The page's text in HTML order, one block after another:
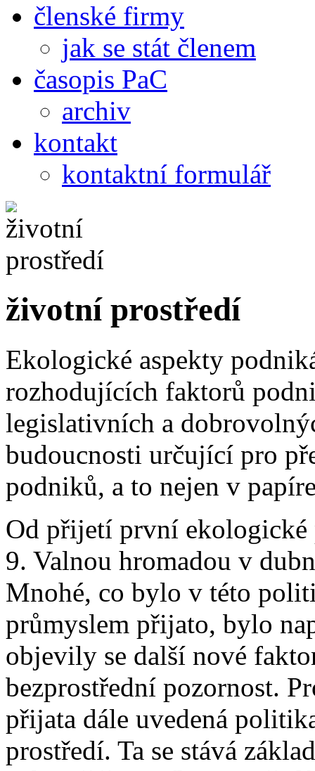
členské firmy
jak se stát členem
časopis PaC
archiv
kontakt
kontaktní formulář
životní prostředí
Ekologické aspekty
rozhodujících faktorů
legislativních a
budoucnosti určující pro
podniků, a to nejen v
Od přijetí první
9. Valnou hromadou v
Mnohé, co bylo v této
průmyslem přijato, bylo
objevily se další nové
bezprostřední pozornost.
přijata dále uvedená
prostředí. Ta se stává